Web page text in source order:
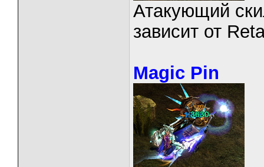
Атакующий
зависит от
Magic Pin